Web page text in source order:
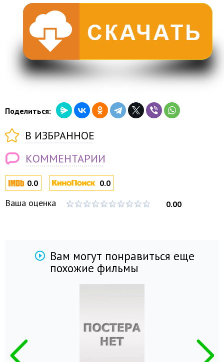
0.0 0.0
Ваша оценка 0.00
Поделиться:
В ИЗБРАННОЕ
КОММЕНТАРИИ
Вам могут понравиться еще
похожие фильмы